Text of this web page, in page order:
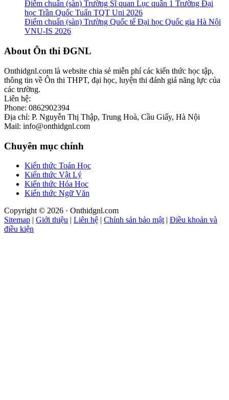
Điểm chuẩn (sàn) Trường Sĩ quan Lục quân 1 Trường Đại
học Trần Quốc Tuấn TQT Uni 2026
Điểm chuẩn (sàn) Trường Quốc tế Đại học Quốc gia Hà Nội
VNU-IS 2026
Footer
About Ôn thi ĐGNL
Onthidgnl.com là website chia sẻ miễn phí các kiến thức học tập,
thông tin về Ôn thi THPT, đại học, luyện thi đánh giá năng lực của
các trường.
Liên hệ:
Phone: 0862902394
Địa chỉ: P. Nguyễn Thị Thập, Trung Hoà, Cầu Giấy, Hà Nội
Mail: info@onthidgnl.com
Chuyên mục chính
Kiến thức Toán Học
Kiến thức Vật Lý
Kiến thức Hóa Học
Kiến thức Ngữ Văn
Copyright © 2026 · Onthidgnl.com
Sitemap | Giới thiệu | Liên hệ | Chính sản bảo mật | Điều khoản và
điều kiện